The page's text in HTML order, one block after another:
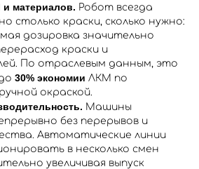
материалов. Робот всегда
столько краски, сколько нужно:
дозировка значительно
краски и
По отраслевым данным, это
30% экономии ЛКМ по
окраской​.
Машины
без перерывов и
Автоматические линии
в несколько смен
увеличивая выпуск